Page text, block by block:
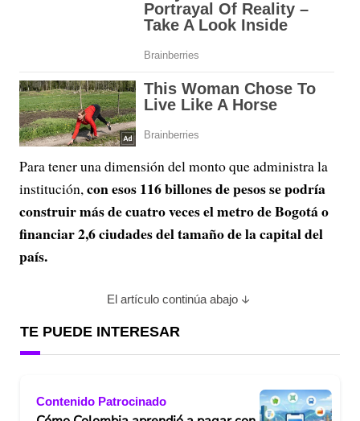
Para tener una dimensión del monto que administra la
institución, con esos 116 billones de pesos se podría
construir más de cuatro veces el metro de Bogotá o
financiar 2,6 ciudades del tamaño de la capital del
país.
El artículo continúa abajo
TE PUEDE INTERESAR
Contenido Patrocinado